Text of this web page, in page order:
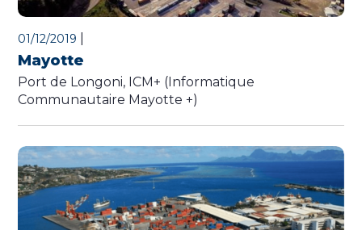
Mayotte
01/12/2019
Port de Longoni, ICM+ (Informatique
Communautaire Mayotte +)